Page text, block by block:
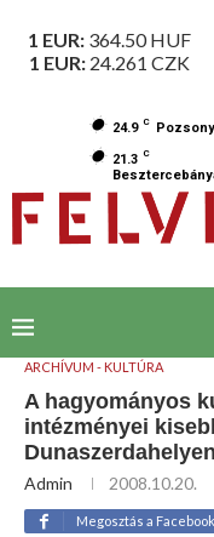
1 EUR: 364.50HUF
1 EUR: 24.261 CZK
24.9 C Pozsony
21.3 C
ARCHÍVUM - KULTÚRA
A hagyományos
intézményei
Dunaszerdahelyen
Admin 2008.10.20.
Megosztás a